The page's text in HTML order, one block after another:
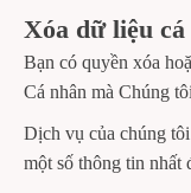
Xóa dữ liệu
Bạn có quyền xóa
Cá nhân mà Chúng
Dịch vụ của chúng
một số thông tin